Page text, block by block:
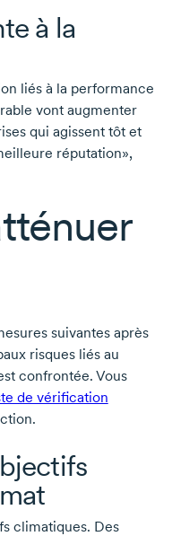
à la
liés à la performance
vont augmenter
qui agissent tôt et
réputation»,
suivantes après
risques liés au
confrontée. Vous
de vérification
climatiques. Des